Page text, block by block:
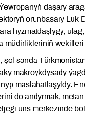
daşary
orunbasary
hyzmatdaşlygy,
müdirlikleriniň wekilleri
şol sanda
makroykdysady
maslahatlaşyldy.
dolandyrmak,
üns merkezinde